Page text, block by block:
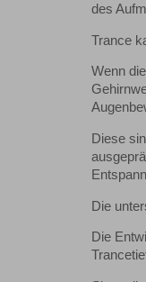
des
Trance
Wenn
Diese
Die
Die